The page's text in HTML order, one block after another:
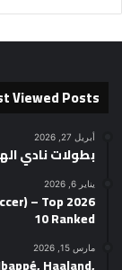
Viewed Posts
أبريل 27, 2026
بطولات نادي
يناير 6, 2026
– Top
10 Ranked
مارس 15, 2026
Haaland,